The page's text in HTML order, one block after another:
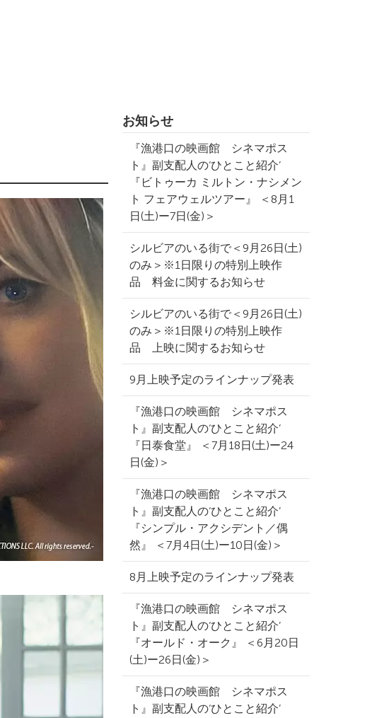
お知らせ
『漁港口の映画館 シネマポス
ト』副支配人の‘ひとこと紹介’
『ビトゥーカ ミルトン・ナシメン
ト フェアウェルツアー』 ＜8月1
日(土)ー7日(金)＞
シルビアのいる街で＜9月26日(土)
のみ＞※1日限りの特別上映作
品 料金に関するお知らせ
シルビアのいる街で＜9月26日(土)
のみ＞※1日限りの特別上映作
品 上映に関するお知らせ
9月上映予定のラインナップ発表
『漁港口の映画館 シネマポス
ト』副支配人の‘ひとこと紹介’
『日泰食堂』 ＜7月18日(土)ー24
日(金)＞
『漁港口の映画館 シネマポス
ト』副支配人の‘ひとこと紹介’
『シンプル・アクシデント／偶
然』 ＜7月4日(土)ー10日(金)＞
8月上映予定のラインナップ発表
『漁港口の映画館 シネマポス
ト』副支配人の‘ひとこと紹介’
『オールド・オーク』 ＜6月20日
(土)ー26日(金)＞
『漁港口の映画館 シネマポス
ト』副支配人の‘ひとこと紹介’